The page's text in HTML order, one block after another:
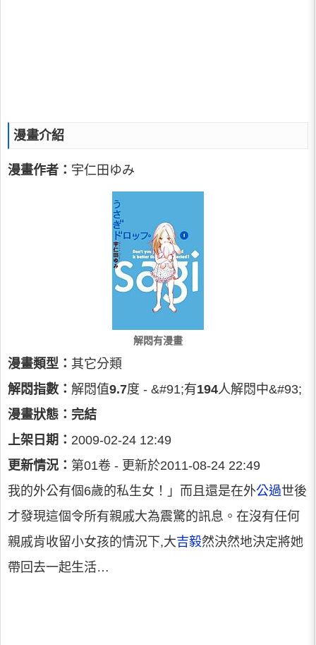
漫畫介紹
漫畫作者： 宇仁田ゆみ
解悶有漫畫
漫畫類型： 其它分類
解悶指數： 解悶值9.7度 - &#91;有194人解悶中&#93;
漫畫狀態： 完結
上架日期： 2009-02-24 12:49
更新情況： 第01卷 - 更新於2011-08-24 22:49
我的外公有個6歲的私生女！」而且還是在外公過世後
才發現這個令所有親戚大為震驚的訊息。在沒有任何
親戚肯收留小女孩的情況下,大吉毅然決然地決定將她
帶回去一起生活…